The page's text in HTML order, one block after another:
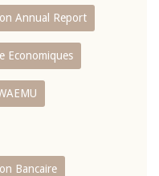
Annual Report
Economiques
Bancaire